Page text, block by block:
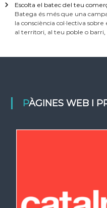
Escolta el batec del teu
Batega és més que una
la consciència col·lectiva
al territori, al teu poble o barri,
PÀGINES WEB I